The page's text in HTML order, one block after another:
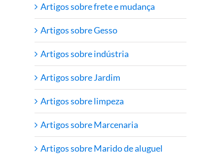
Artigos sobre frete e mudança
Artigos sobre Gesso
Artigos sobre indústria
Artigos sobre Jardim
Artigos sobre limpeza
Artigos sobre Marcenaria
Artigos sobre Marido de aluguel